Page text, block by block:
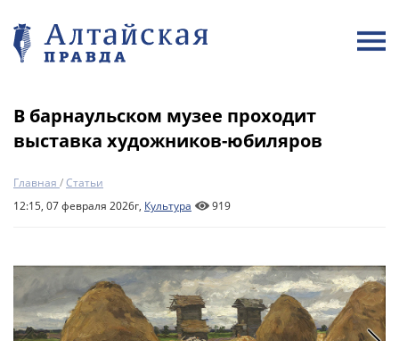
В барнаульском музее проходит
выставка художников-юбиляров
Главная /Статьи
12:15, 07 февраля 2026г, Культура 919